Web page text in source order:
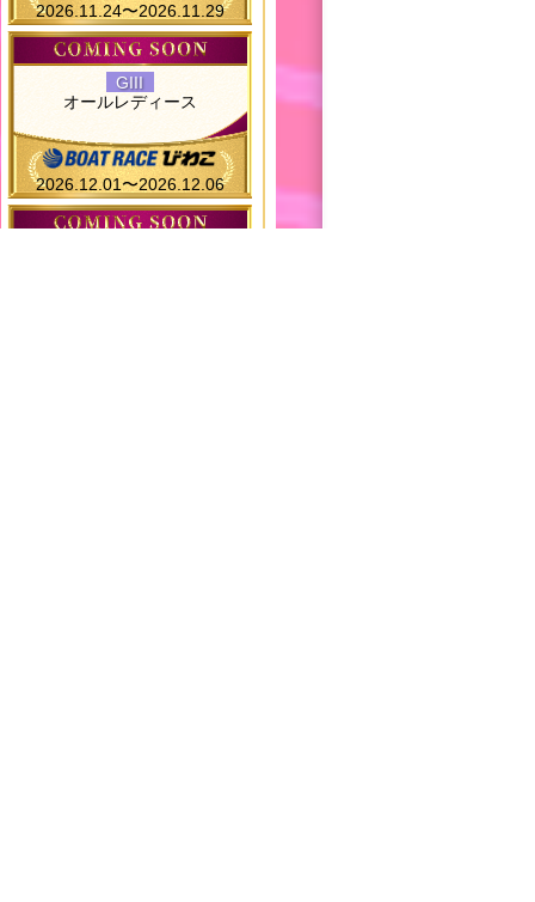
2026.11.24〜2026.11.29
GIII
オールレディース
2026.12.01〜2026.12.06